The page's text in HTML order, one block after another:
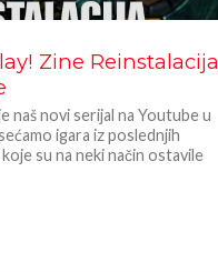
Zine Reinstalacija
naš novi serijal na Youtube u
igara iz poslednjih
su na neki način ostavile